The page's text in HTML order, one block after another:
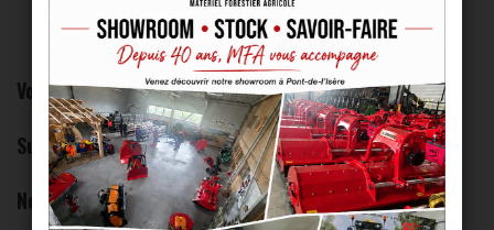
Tél +33 (0)4 75 84 69 40
Vous pouvez joindre nos commerciaux directement:
Sud Est: 04 75 84 48 44
Nord Est: 04 75 84 48 40